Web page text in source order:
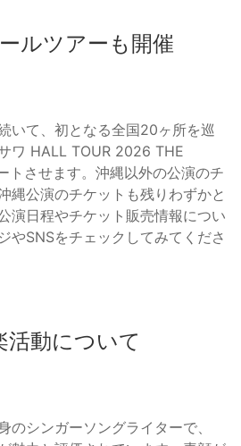
ルツアーも開催
いて、初となる全国20ヶ所を巡
ワ HALL TOUR 2026 THE
トさせます。沖縄以外の公演のチ
縄公演のチケットも残りわずかと
演日程やチケット販売情報につい
やSNSをチェックしてみてくださ
活動について
のシンガーソングライターで、